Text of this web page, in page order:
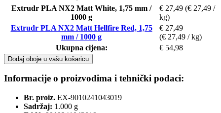
Extrudr PLA NX2 Matt White, 1,75 mm /
1000 g
€ 27,49 (€ 27,49 /
kg)
Extrudr PLA NX2 Matt Hellfire Red, 1,75
mm / 1000 g
€ 27,49
(€ 27,49 / kg)
Ukupna cijena:
€ 54,98
Dodaj oboje u vašu košaricu
Informacije o proizvodima i tehnički podaci:
Br. proiz. EX-9010241043019
Sadržaj: 1.000 g